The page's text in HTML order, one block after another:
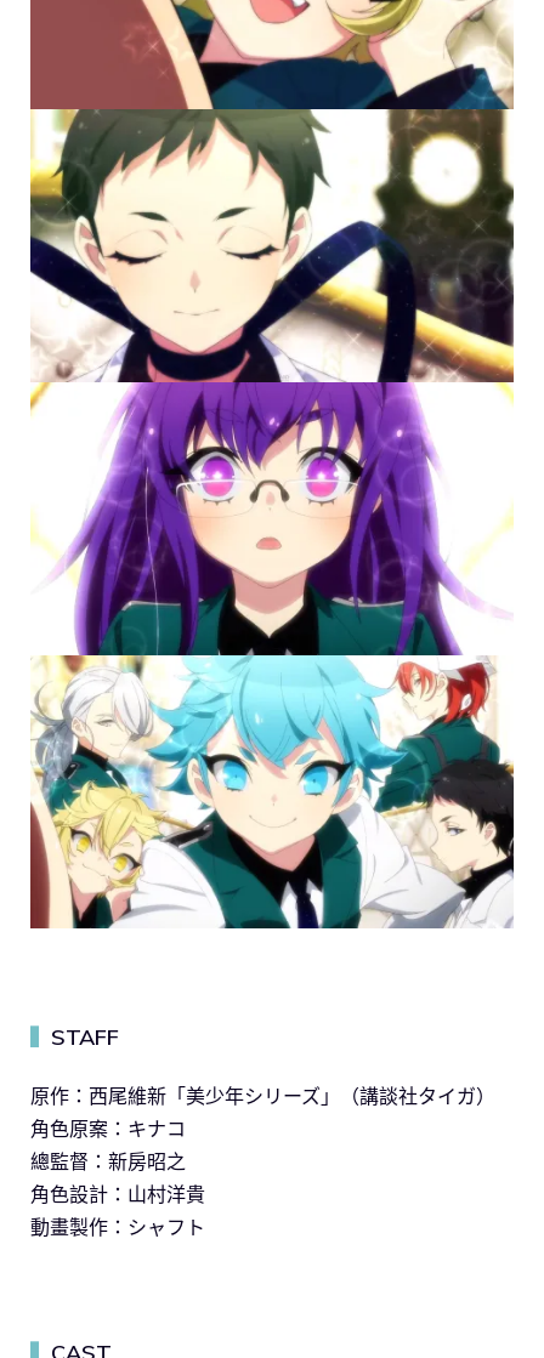
STAFF
原作：西尾維新「美少年シリーズ」（講談社タイガ）
角色原案：キナコ
總監督：新房昭之
角色設計：山村洋貴
動畫製作：シャフト
CAST